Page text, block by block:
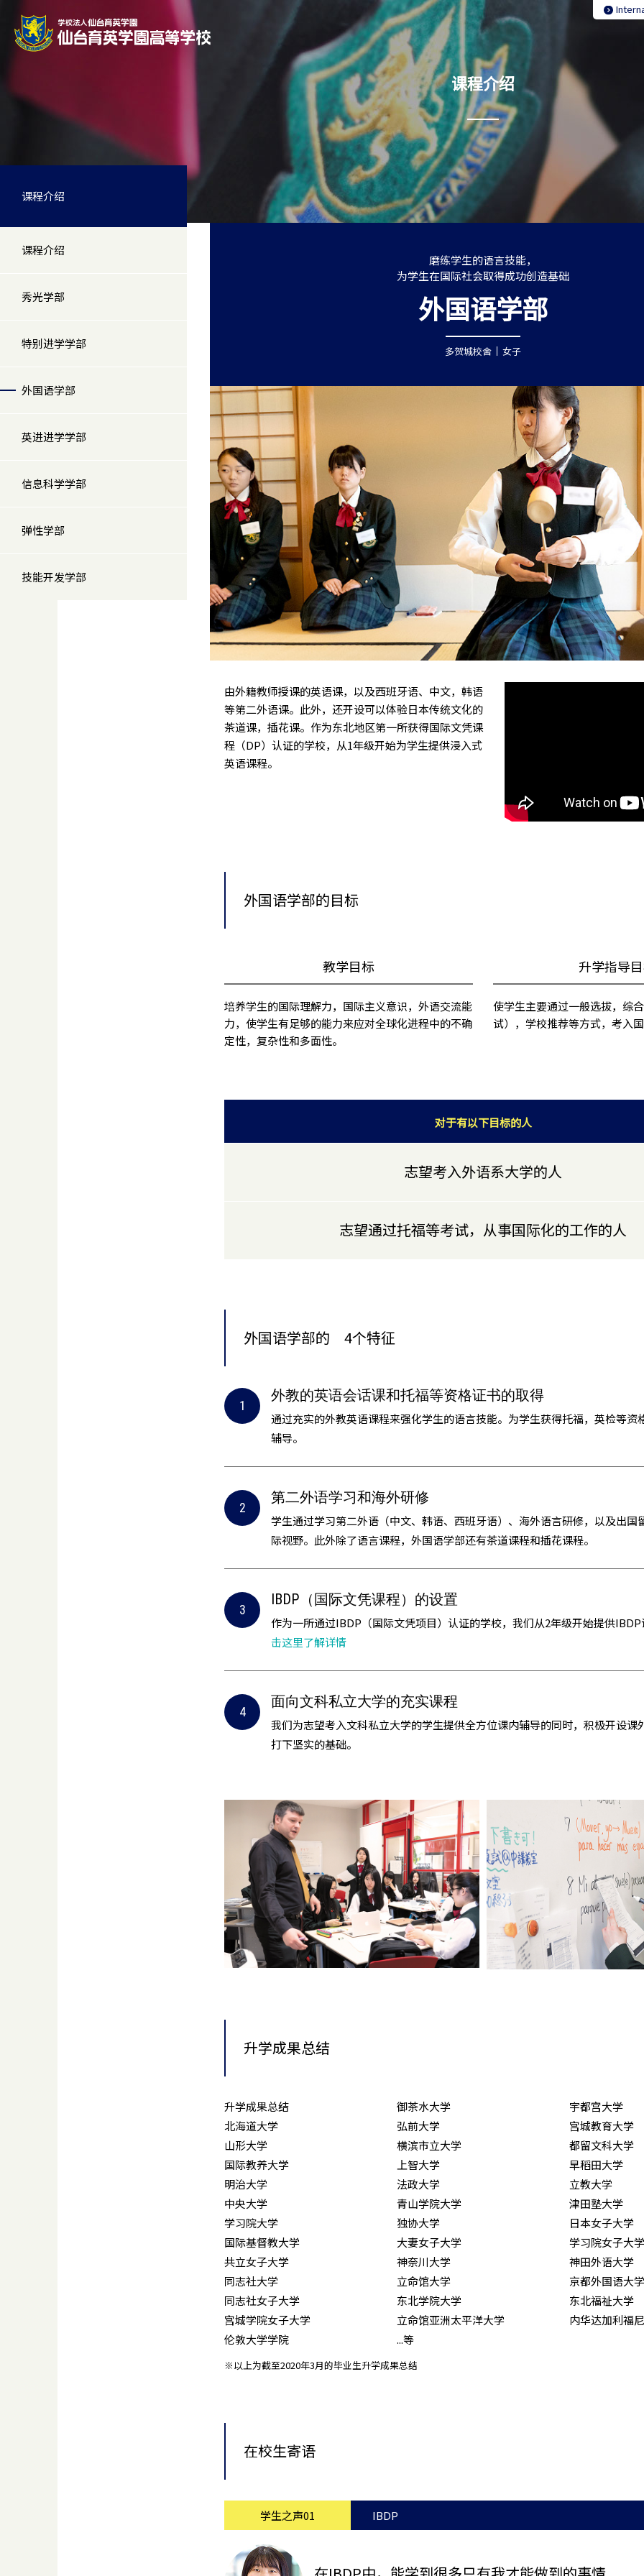
课程介绍
磨练学生的语言技能，
为学生在国际社会取得成功创造基础
外国语学部
多贺城校舍 女子
由外籍教师授课的英语课，以及西班牙语、中文，韩语
等第二外语课。此外，还开设可以体验日本传统文化的
茶道课，插花课。作为东北地区第一所获得国际文凭课
程（DP）认证的学校，从1年级开始为学生提供浸入式
英语课程。
外国语学部的目标
教学目标
培养学生的国际理解力，国际主义意识，外语交流能
力，使学生有足够的能力来应对全球化进程中的不确
定性，复杂性和多面性。
升学指导
使学生主要通过一般选拔，综
试），学校推荐等方式，考入
对于有以下目标的人
志望考入外语系大学的人
志望通过托福等考试，从事国际化的工作的人
外国语学部的 4个特征
外教的英语会话课和托福等资格证书的取得
通过充实的外教英语课程来强化学生的语言技能。为学生获得托福，英检等资
辅导。
第二外语学习和海外研修
学生通过学习第二外语（中文、韩语、西班牙语）、海外语言研修，以及出国
际视野。此外除了语言课程，外国语学部还有茶道课程和插花课程。
IBDP（国际文凭课程）的设置
作为一所通过IBDP（国际文凭项目）认证的学校，我们从2年级开始提供
击这里了解详情
面向文科私立大学的充实课程
我们为志望考入文科私立大学的学生提供全方位课内辅导的同时，积极开设课
打下坚实的基础。
升学成果总结
升学成果总结 御茶水大学
宇都宫大学
北海道大学
弘前大学
宫城教育大学
山形大学
横滨市立大学
都留文科大学
国际教养大学
上智大学
早稻田大学
明治大学
法政大学
立教大学
中央大学
青山学院大学
津田塾大学
学习院大学
独协大学
日本女子大学
国际基督教大学
大妻女子大学
学习院女子大学
共立女子大学
神奈川大学
神田外语大学
同志社大学
立命馆大学
京都外国语大学
同志社女子大学
东北学院大学
东北福祉大学
宫城学院女子大学
立命馆亚洲太平洋大学
内华达加利福
伦敦大学学院
...等
※以上为截至2020年3月的毕业生升学成果总结
在校生寄语
学生之声01 IBDP
课程介绍
课程介绍
秀光学部
特别进学学部
外国语学部
英进进学学部
信息科学学部
弹性学部
技能开发学部